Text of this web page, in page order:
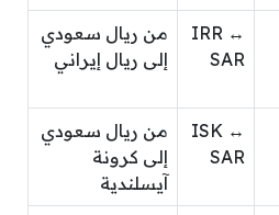
IRR ↔
SAR
من ريال سعودي
إلى ريال إيراني
ISK ↔
SAR
من ريال سعودي
إلى كرونة
آيسلندية